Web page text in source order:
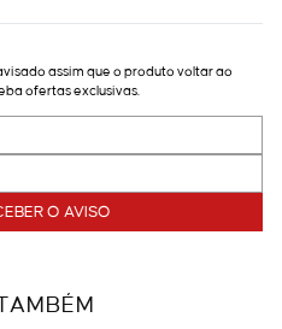
assim que o produto voltar ao
ofertas exclusivas.
O AVISO